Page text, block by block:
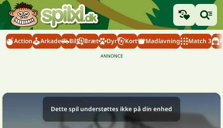
Action Arkade Bil Bræt Dyr Kort Madlavning Match 3
Dette spil understøttes ikke på din enhed